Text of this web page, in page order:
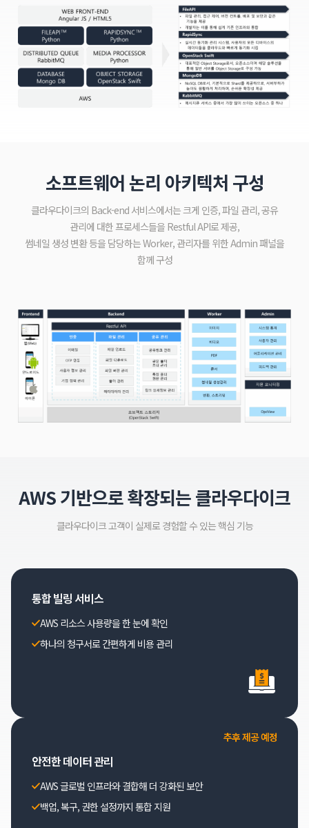
소프트웨어 논리 아키텍처 구성
클라우다이크의 Back-end 서비스에서는 크게 인증, 파일 관리, 공유
관리에 대한 프로세스들을 Restful API로 제공,
썸네일 생성 변환 등을 담당하는 Worker, 관리자를 위한 Admin 패널을
함께 구성
AWS 기반으로 확장되는 클라우다이크
클라우다이크 고객이 실제로 경험할 수 있는 핵심 기능
통합 빌링 서비스
AWS 리소스 사용량을 한 눈에 확인
하나의 청구서로 간편하게 비용 관리
추후 제공 예정
안전한 데이터 관리
AWS 글로벌 인프라와 결합해 더 강화된 보안
백업, 복구, 권한 설정까지 통합 지원